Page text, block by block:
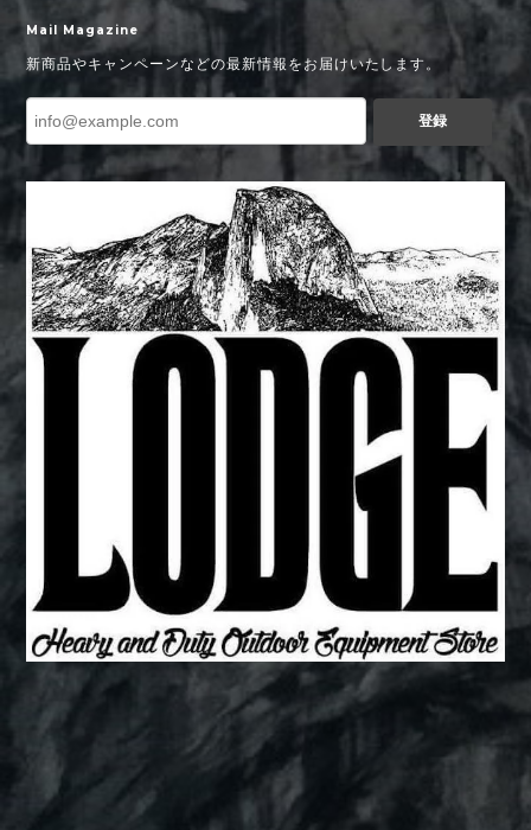
Mail Magazine
新商品やキャンペーンなどの最新情報をお届けいたします。
登録